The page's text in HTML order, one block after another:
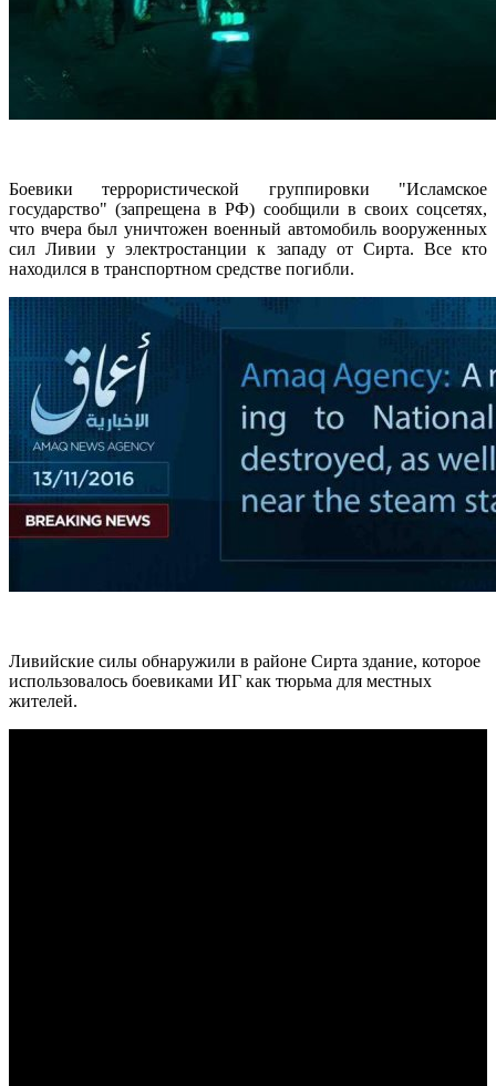
Боевики террористической группировки "Исламское
государство" (запрещена в РФ) сообщили в своих соцсетях,
что вчера был уничтожен военный автомобиль вооруженных
сил Ливии у электростанции к западу от Сирта. Все кто
находился в транспортном средстве погибли.
Ливийские силы обнаружили в районе Сирта здание, которое
использовалось боевиками ИГ как тюрьма для местных
жителей.